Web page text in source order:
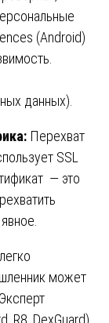
(Android)
данных).
Перехват
SSL
— это
может
R8, DexGuard).